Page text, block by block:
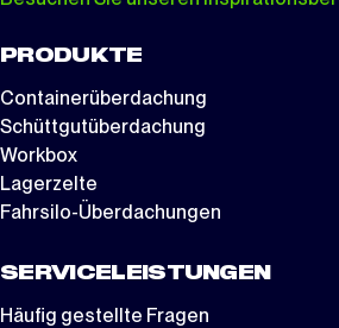
PRODUKTE
Containerüberdachung
Schüttgutüberdachung
Workbox
Lagerzelte
Fahrsilo-Überdachungen
SERVICELEISTUNGEN
Häufig gestellte Fragen